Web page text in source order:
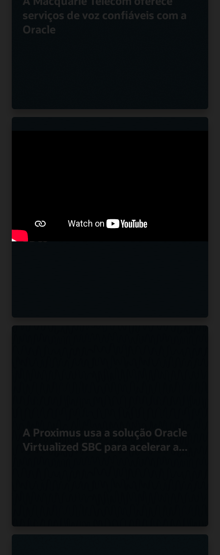
serviços de voz confiáveis com a
Oracle
inovadoras de UC usando Oracle
SBCs
A Proximus usa a solução Oracle
Virtualized SBC para acelerar a...